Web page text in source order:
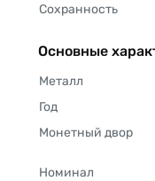
Сохранность
Основные
Металл
Год
Монетный двор
Номинал